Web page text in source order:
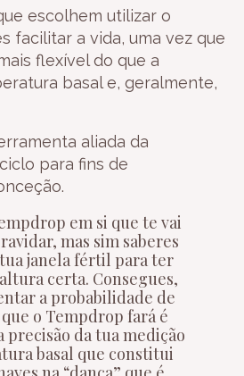
escolhem utilizar o
facilitar a vida, uma vez que
flexível do que a
basal e, geralmente,
aliada da
para fins de
em si que te vai
mas sim saberes
janela fértil para ter
certa. Consegues,
a probabilidade de
que o Tempdrop fará é
da tua medição
basal que constitui